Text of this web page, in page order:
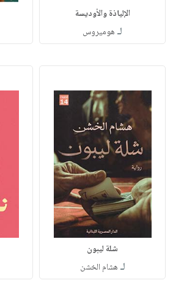
الإلياذة والأوديسة
لـ هوميروس
شلة ليبون
لـ هشام الخشن